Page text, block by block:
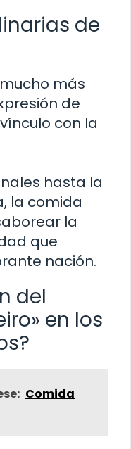
de
más
de
con la
hasta la
la comida
la
que
nación.
del
en los
Comida